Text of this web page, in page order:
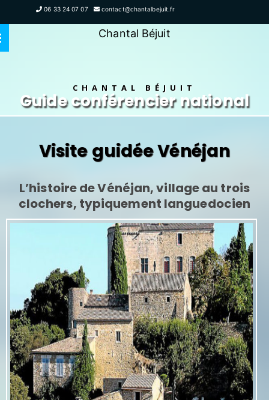
06 33 24 07 07 contact@chantalbejuit.fr
Chantal Béjuit
CHANTAL BÉJUIT
Guide conférencier national
Visite guidée Vénéjan
L’histoire de Vénéjan, village au trois
clochers, typiquement languedocien